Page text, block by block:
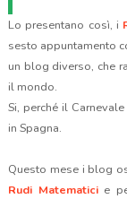
Lo presentano così, i
sesto appuntamento
un blog diverso, che
il mondo.
Si, perché il
in Spagna.
Questo mese i blog
Rudi Matematicie